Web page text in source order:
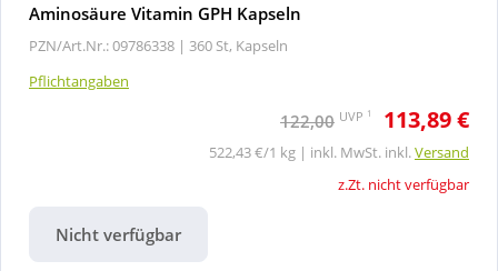
Aminosäure Vitamin GPH Kapseln
PZN/Art.Nr.: 09786338 | 360 St, Kapseln
Pflichtangaben
122,00 UVP 1 113,89 €
522,43 €/1 kg | inkl. MwSt. inkl.Versand
z.Zt. nicht verfügbar
Nicht verfügbar